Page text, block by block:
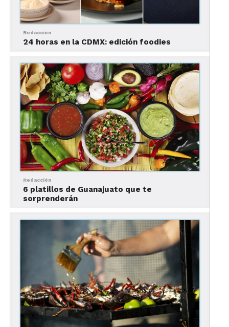
1.- La hostería de la Candela
Un lugar para conocer la auténtica cocina
. La atención, el lugar y la comida hacen
que en este restaurante en Xalapa los comensales
vivan unaexperiencia culinaria regional única
Se encuentra ubicado dentro del hotelEl Mesón
Redacción
24 horas en la CDMX: edición foodies
Redacción
6 platillos de Guanajuato que te
sorprenderán